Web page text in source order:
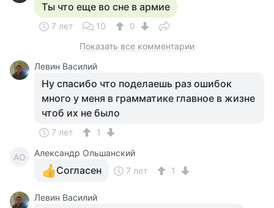
Ты что еще во сне в армие
7 лет 10
0
Показать все комментарии
Левин Василий
Ну спасибо что поделаешь раз ошибок
много у меня в грамматике главное в жизне
чтоб их не было
7 лет 1
АО Александр Ольшанский
Согласен 7 лет 1
Левин Василий